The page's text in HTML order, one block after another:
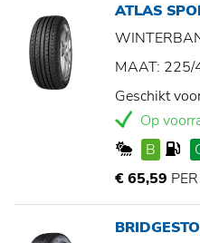
ATLAS
MAAT:
Geschikt
Op
B
€ 65,59